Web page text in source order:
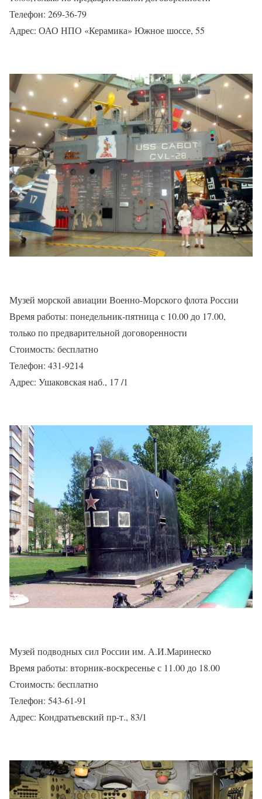
Телефон: 269-36-79
Адрес: ОАО НПО «Керамика» Южное шоссе, 55
Музей морской авиации Военно-Морского флота России
Время работы: понедельник-пятница с 10.00 до 17.00,
только по предварительной договоренности
Стоимость: бесплатно
Телефон: 431-9214
Адрес: Ушаковская наб., 17 /1
Музей подводных сил России им. А.И.Маринеско
Время работы: вторник-воскресенье с 11.00 до 18.00
Стоимость: бесплатно
Телефон: 543-61-91
Адрес: Кондратьевский пр-т., 83/1